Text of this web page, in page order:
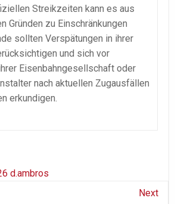
Streikzeiten kann es aus
Gründen zu Einschränkungen
sollten Verspätungen in ihrer
und sich vor
Eisenbahngesellschaft oder
nach aktuellen Zugausfällen
erkundigen.
d.ambros
Next